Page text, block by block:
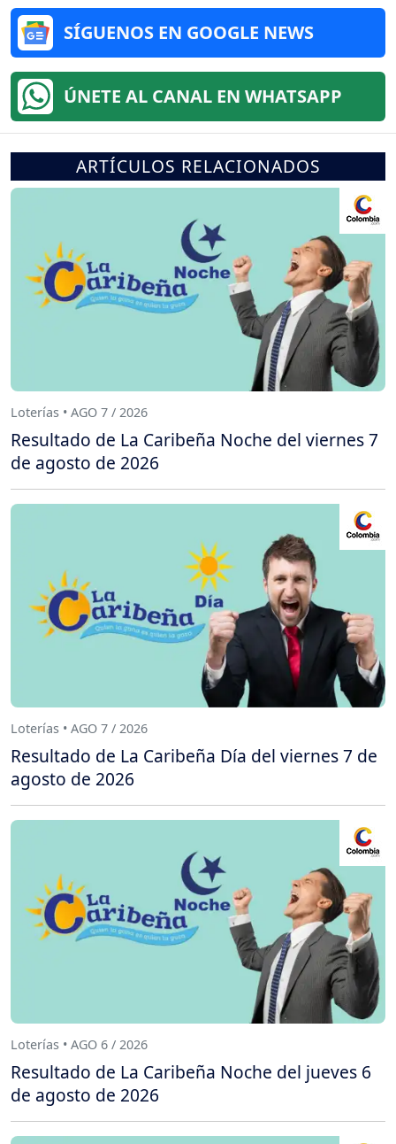
SÍGUENOS EN GOOGLE NEWS
ÚNETE AL CANAL EN WHATSAPP
ARTÍCULOS RELACIONADOS
Loterías • AGO 7 / 2026
Resultado de La Caribeña Noche del viernes 7
de agosto de 2026
Loterías • AGO 7 / 2026
Resultado de La Caribeña Día del viernes 7 de
agosto de 2026
Loterías • AGO 6 / 2026
Resultado de La Caribeña Noche del jueves 6
de agosto de 2026